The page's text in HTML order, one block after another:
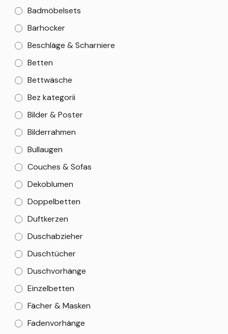
Badmöbelsets
Barhocker
Beschläge & Scharniere
Betten
Bettwäsche
Bez kategorii
Bilder & Poster
Bilderrahmen
Bullaugen
Couches & Sofas
Dekoblumen
Doppelbetten
Duftkerzen
Duschabzieher
Duschtücher
Duschvorhänge
Einzelbetten
Fächer & Masken
Fadenvorhänge